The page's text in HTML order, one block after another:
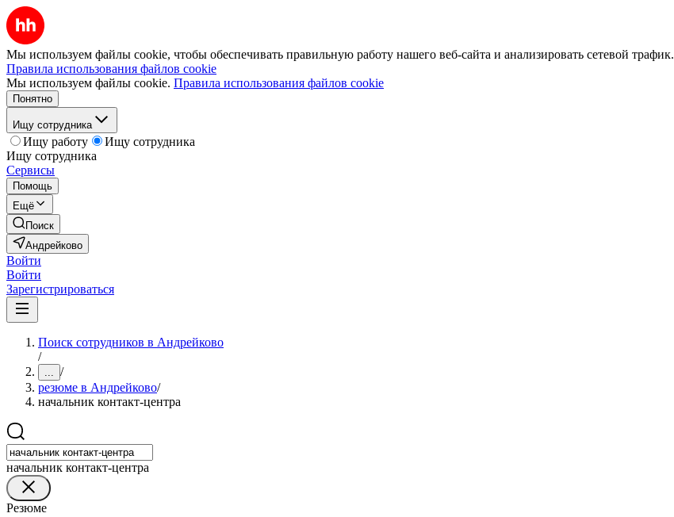
Мы используем файлы cookie, чтобы обеспечивать правильную работу нашего веб-сайта и анализировать сетевой трафик.
Правила использования файлов cookie
Мы используем файлы cookie. Правила использования файлов cookie
Понятно
Ищу сотрудника
Ищу работу
Ищу сотрудника
Ищу сотрудника
Сервисы
Помощь
Ещё
Поиск
Андрейково
Войти
Войти
Зарегистрироваться
Поиск сотрудников в Андрейково
/
... /
резюме в Андрейково/
начальник контакт-центра
начальник контакт-центра
Резюме